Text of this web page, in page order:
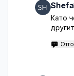
Като